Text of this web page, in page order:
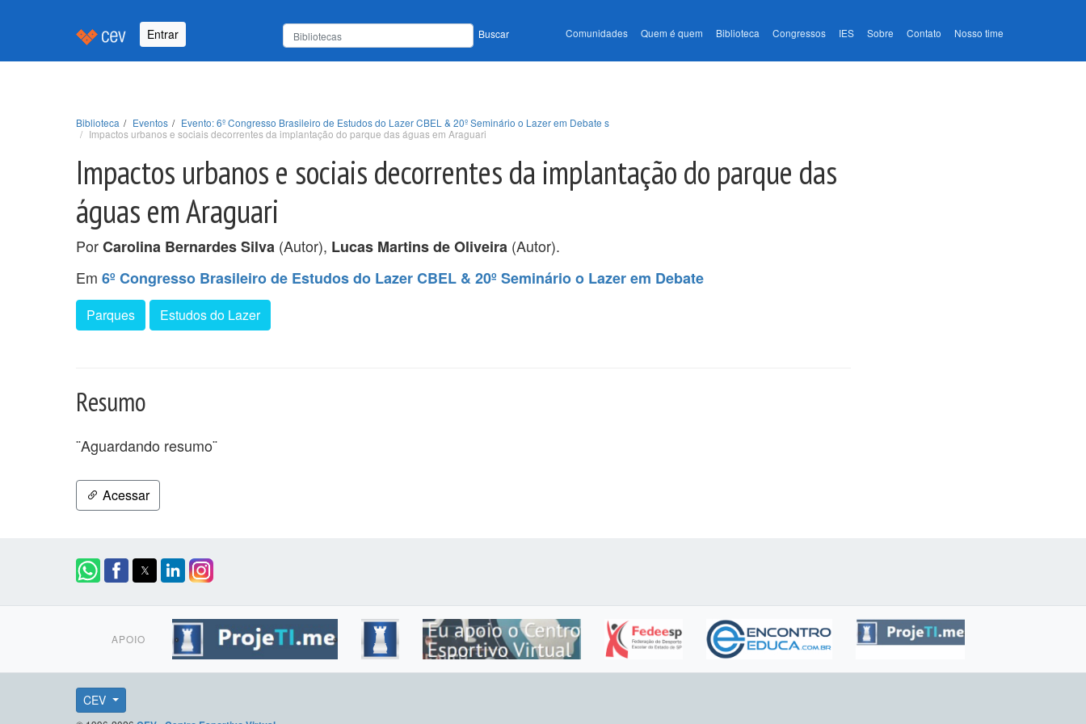
Entrar Buscar Comunidades Quem é quem Biblioteca Congressos IES Sobre Contato Nosso time
Biblioteca Eventos
Evento: 6º Congresso Brasileiro de Estudos do Lazer CBEL & 20º Seminário o Lazer em Debate s
Impactos urbanos e sociais decorrentes da implantação do parque das águas em Araguari
Impactos urbanos e sociais decorrentes da implantação do parque das
águas em Araguari
PorCarolina Bernardes Silva (Autor), Lucas Martins de Oliveira (Autor).
Em 6º Congresso Brasileiro de Estudos do Lazer CBEL & 20º Seminário o Lazer em Debate
Parques Estudos do Lazer
Resumo
¨Aguardando resumo¨
Acessar
APOIO
CEV